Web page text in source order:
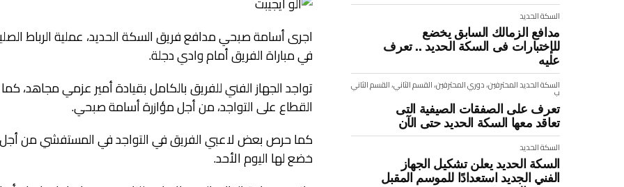
السكة الحديد
مدافع الزمالك السابق يخضع
للإختبارات فى السكة الحديد .. تعرف
عليه
السكة الحديدالمحترفين، دوري المحترفين، القسم الثاني، القسم الثاني
ب
تعرف على الصفقات الصيفية التى
تعاقد معها السكة الحديد حتى الآن
السكة الحديد
السكة الحديد يعلن تشكيل الجهاز
الفني الجديد استعدادًا للموسم المقبل
اجرى أسامة صبحي مدافع فريق السكة الحديد، عملية الرباط
في مباراة الفريق أمام وادي دجلة.
تواجد الجهاز الفني للفريق بالكامل بقيادة أمير عزمي
القطاع على التواجد، من أجل مؤازرة أسامة صبحي.
كما حرص بعض لاعبي الفريق في التواجد في المستفشي من أجل
خضع لها اليوم الأحد.